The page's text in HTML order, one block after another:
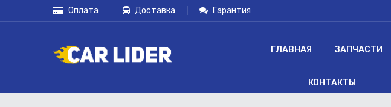
Оплата Доставка Гарантия
ГЛАВНАЯ ЗАПЧАСТИ
КОНТАКТЫ